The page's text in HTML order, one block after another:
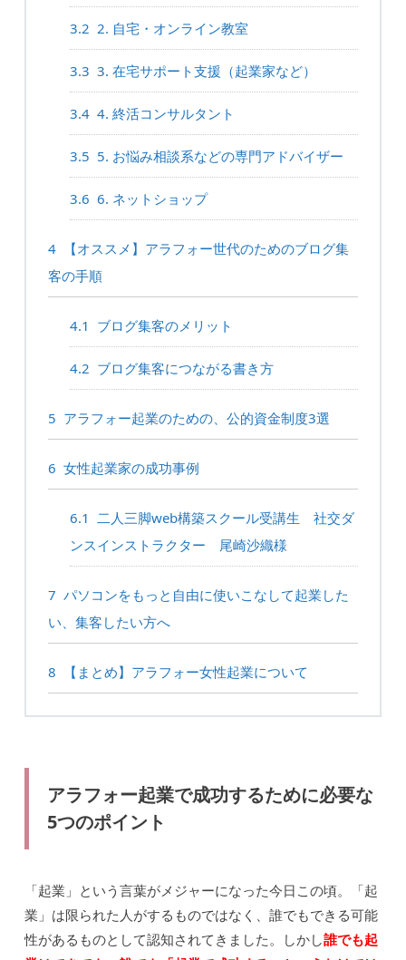
3.2 2. 自宅・オンライン教室
3.3 3. 在宅サポート支援（起業家など）
3.4 4. 終活コンサルタント
3.5 5. お悩み相談系などの専門アドバイザー
3.6 6. ネットショップ
4
【オススメ】アラフォー世代のためのブログ集
客の手順
4.1 ブログ集客のメリット
4.2 ブログ集客につながる書き方
5 アラフォー起業のための、公的資金制度3選
6 女性起業家の成功事例
6.1 二人三脚web構築スクール受講生 社交ダ
ンスインストラクター 尾崎沙織様
7 パソコンをもっと自由に使いこなして起業した
い、集客したい方へ
8 【まとめ】アラフォー女性起業について
アラフォー起業で成功するために必要な
5つのポイント
「起業」という言葉がメジャーになった今日この頃。「起
業」は限られた人がするものではなく、誰でもできる可能
性があるものとして認知されてきました。しかし誰でも起